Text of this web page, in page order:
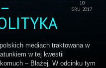
10
GRU 2017
mediach traktowana w
w tej kwestii
– Błażej. W odcinku tym